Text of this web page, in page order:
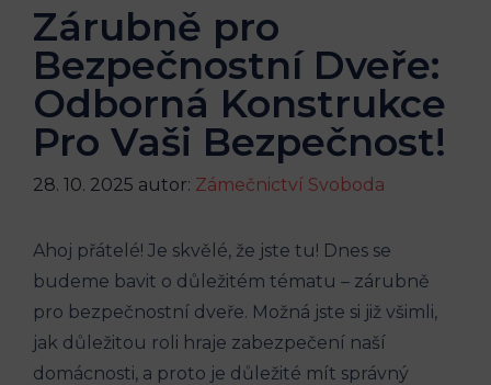
Zárubně pro
Bezpečnostní Dveře:
Odborná Konstrukce
Pro Vaši Bezpečnost!
28. 10. 2025 autor: Zámečnictví Svoboda
Ahoj přátelé! Je skvělé, že jste tu! Dnes se
budeme bavit o důležitém tématu – zárubně
pro bezpečnostní dveře. Možná jste si již všimli,
jak důležitou roli hraje zabezpečení naší
domácnosti, a proto je důležité mít správný